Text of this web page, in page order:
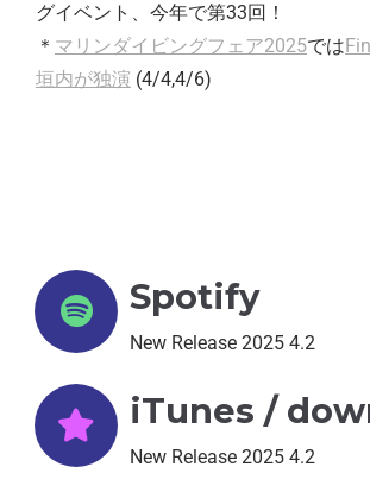
グイベント、今年で第33回！
＊ マリンダイビングフェア2025では
垣内が独演 (4/4,4/6)
Spotify
New Release 2025 4.2
iTunes /
New Release 2025 4.2